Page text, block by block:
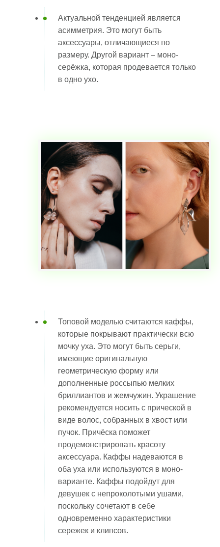
Актуальной тенденцией является
асимметрия. Это могут быть
аксессуары, отличающиеся по
размеру. Другой вариант – моно-
серёжка, которая продевается только
в одно ухо.
Топовой моделью считаются каффы,
которые покрывают практически всю
мочку уха. Это могут быть серьги,
имеющие оригинальную
геометрическую форму или
дополненные россыпью мелких
бриллиантов и жемчужин. Украшение
рекомендуется носить с прической в
виде волос, собранных в хвост или
пучок. Причёска поможет
продемонстрировать красоту
аксессуара. Каффы надеваются в
оба уха или используются в моно-
варианте. Каффы подойдут для
девушек с непроколотыми ушами,
поскольку сочетают в себе
одновременно характеристики
сережек и клипсов.